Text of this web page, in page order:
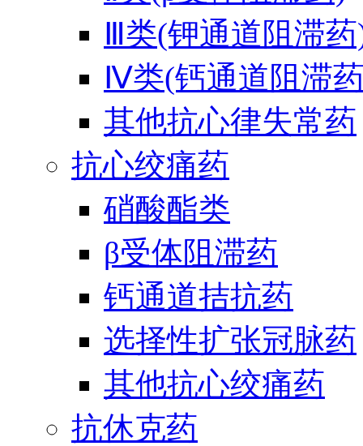
Ⅲ类(钾通道阻滞
Ⅳ类(钙通道阻滞
其他抗心律失常药
抗心绞痛药
硝酸酯类
β受体阻滞药
钙通道拮抗药
选择性扩张冠脉药
其他抗心绞痛药
抗休克药